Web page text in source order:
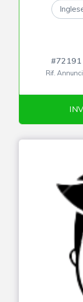
#72191
Rif.